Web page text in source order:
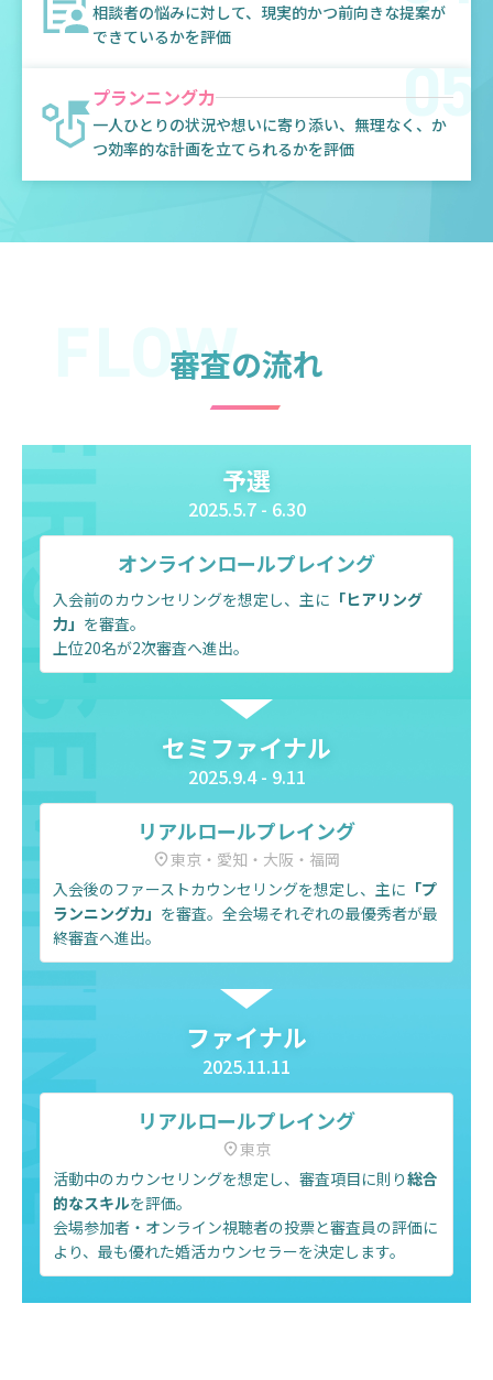
相談者の悩みに対して、現実的かつ前向きな提案が
できているかを評価
プランニング力
一人ひとりの状況や想いに寄り添い、無理なく、か
つ効率的な計画を立てられるかを評価
審査の流れ
予選
2025.5.7 - 6.30
オンラインロールプレイング
入会前のカウンセリングを想定し、主に 「ヒアリング
力」 を審査。
上位20名が2次審査へ進出。
セミファイナル
2025.9.4 - 9.11
リアルロールプレイング
東京・愛知・大阪・福岡
入会後のファーストカウンセリングを想定し、主に 「プ
ランニング力」 を審査。全会場それぞれの最優秀者が最
終審査へ進出。
ファイナル
2025.11.11
リアルロールプレイング
東京
活動中のカウンセリングを想定し、審査項目に則り総合
的なスキルを評価。
会場参加者・オンライン視聴者の投票と審査員の評価に
より、最も優れた婚活カウンセラーを決定します。